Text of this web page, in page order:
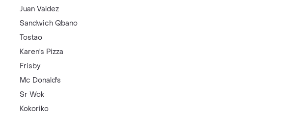
Juan Valdez
Sandwich Qbano
Tostao
Karen's Pizza
Frisby
Mc Donald's
Sr Wok
Kokoriko